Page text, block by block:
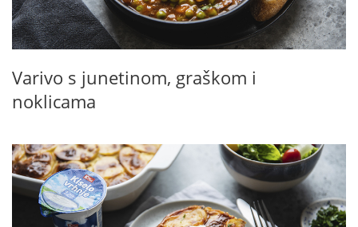
Varivo s junetinom, graškom i
noklicama